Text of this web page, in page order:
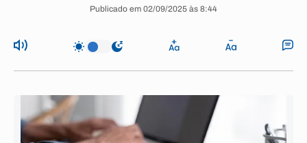
Publicado em 02/09/2025 às 8:44